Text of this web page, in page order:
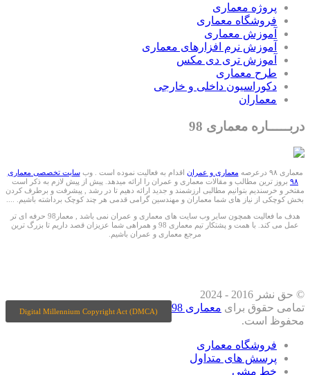
پروژه معماری
فروشگاه معماری
آموزش معماری
آموزش نرم افزارهای معماری
آموزش تری دی مکس
طرح معماری
دکوراسیون داخلی و خارجی
معماران
دربـــــاره معماری 98
معماری ۹۸ درعرصه معماری و عمران اقدام به فعالیت نموده است . وبسایت تخصصی معماری
۹۸ بروز ترین مطالب و مقالات معماری و عمران را ارائه میدهد. پیش از پیش لازم به ذکر است
مفتخر و خرسندیم بتوانیم مطالبی ارزشمند و جدید ارائه دهیم تا در رشد , پیشرفت و برطرف کردن
بخش کوچکی از نیاز های شما معماران و مهندسین گرامی قدمی هر چند کوچک برداشته باشیم. ....
هدف ما فعالیت همچون سایر وب سایت های معماری و عمران نمی باشد , معمار98 حرفه ای تر
عمل می کند. با همت و پشتکار تیم معماری 98 و همراهی شما عزیزان قصد داریم تا بزرگ ترین
مرجع معماری و عمران باشیم.
Digital Millennium Copyright Act (DMCA)
© حق نشر 2016 - 2024
تمامی حقوق برای معماری 98
محفوظ است.
فروشگاه معماری
پرسش های متداول
خط مشی